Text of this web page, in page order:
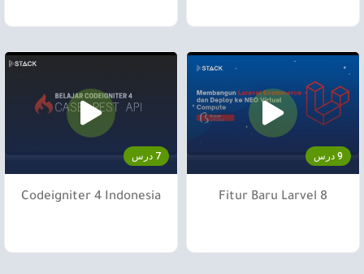
9 درس
Fitur Baru Larvel 8
7 درس
Codeigniter 4 Indonesia